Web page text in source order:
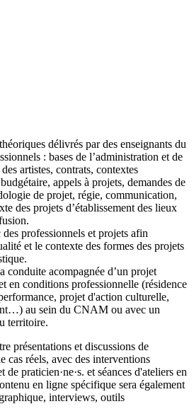
délivrés par des enseignants du
: bases de l’administration et de
artistes, contrats, contextes
appels à projets, demandes de
de projet, régie, communication,
des projets d’établissement des lieux
professionnels et projets afin
et le contexte des formes des projets
conduite acompagnée d’un projet
en conditions professionnelle (résidence
projet d'action culturelle,
au sein du CNAM ou avec un
territoire.
présentations et discussions de
cas réels, avec des interventions
de praticien·ne·s. et séances d'ateliers en
en ligne spécifique sera également
interviews, outils